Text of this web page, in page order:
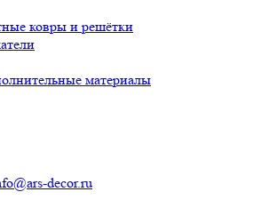
ковры и решётки
материалы
decor.ru